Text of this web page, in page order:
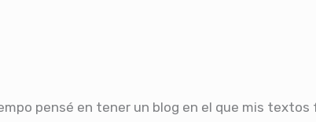
pensé en tener un blog en el que mis